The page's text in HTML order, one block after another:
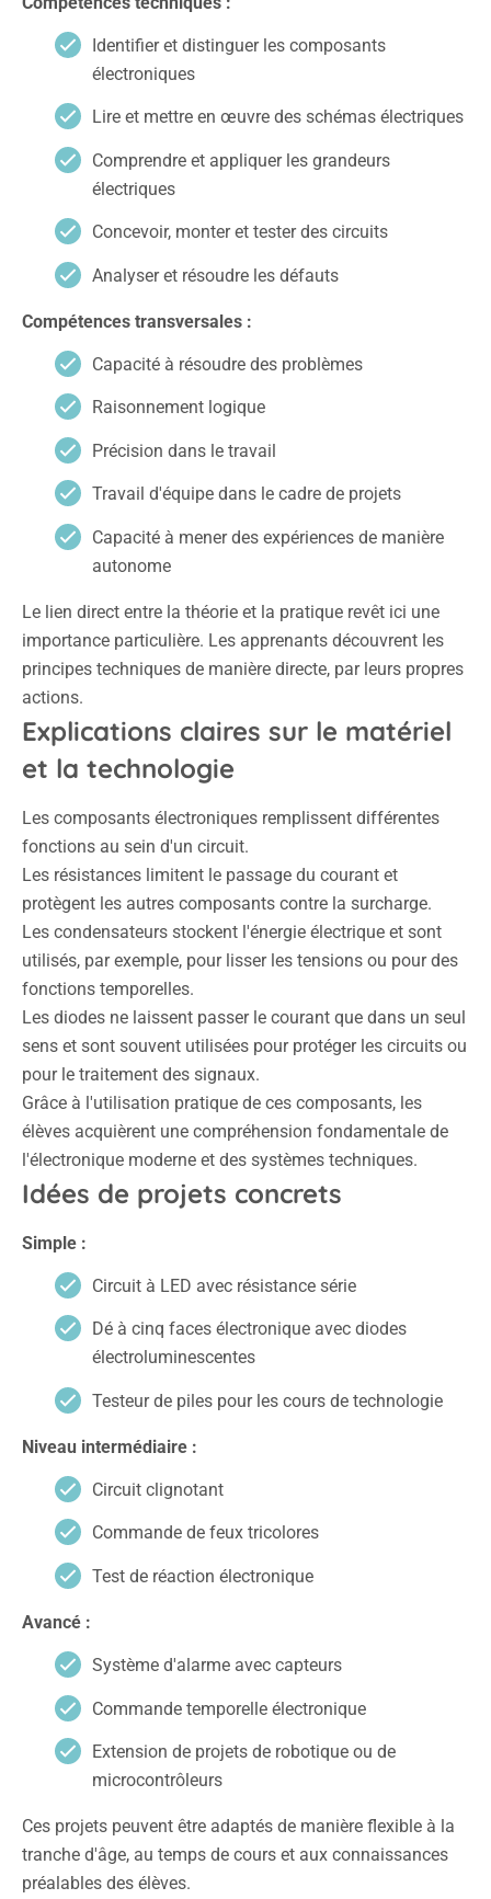
Identifier et distinguer les composants
électroniques
Lire et mettre en œuvre des schémas électriques
Comprendre et appliquer les grandeurs
électriques
Concevoir, monter et tester des circuits
Analyser et résoudre les défauts
Compétences transversales :
Capacité à résoudre des problèmes
Raisonnement logique
Précision dans le travail
Travail d'équipe dans le cadre de projets
Capacité à mener des expériences de manière
autonome
Le lien direct entre la théorie et la pratique revêt ici une
importance particulière. Les apprenants découvrent les
principes techniques de manière directe, par leurs propres
actions.
Explications claires sur le matériel
et la technologie
Les composants électroniques remplissent différentes
fonctions au sein d'un circuit.
Les résistances limitent le passage du courant et
protègent les autres composants contre la surcharge.
Les condensateurs stockent l'énergie électrique et sont
utilisés, par exemple, pour lisser les tensions ou pour des
fonctions temporelles.
Les diodes ne laissent passer le courant que dans un seul
sens et sont souvent utilisées pour protéger les circuits ou
pour le traitement des signaux.
Grâce à l'utilisation pratique de ces composants, les
élèves acquièrent une compréhension fondamentale de
l'électronique moderne et des systèmes techniques.
Idées de projets concrets
Simple :
Circuit à LED avec résistance série
Dé à cinq faces électronique avec diodes
électroluminescentes
Testeur de piles pour les cours de technologie
Niveau intermédiaire :
Circuit clignotant
Commande de feux tricolores
Test de réaction électronique
Avancé :
Système d'alarme avec capteurs
Commande temporelle électronique
Extension de projets de robotique ou de
microcontrôleurs
Ces projets peuvent être adaptés de manière flexible à la
tranche d'âge, au temps de cours et aux connaissances
préalables des élèves.